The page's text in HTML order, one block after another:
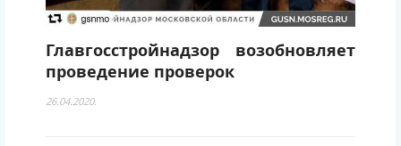
Главгосстройнадзор возобновляет
проведение проверок
26.04.2020.